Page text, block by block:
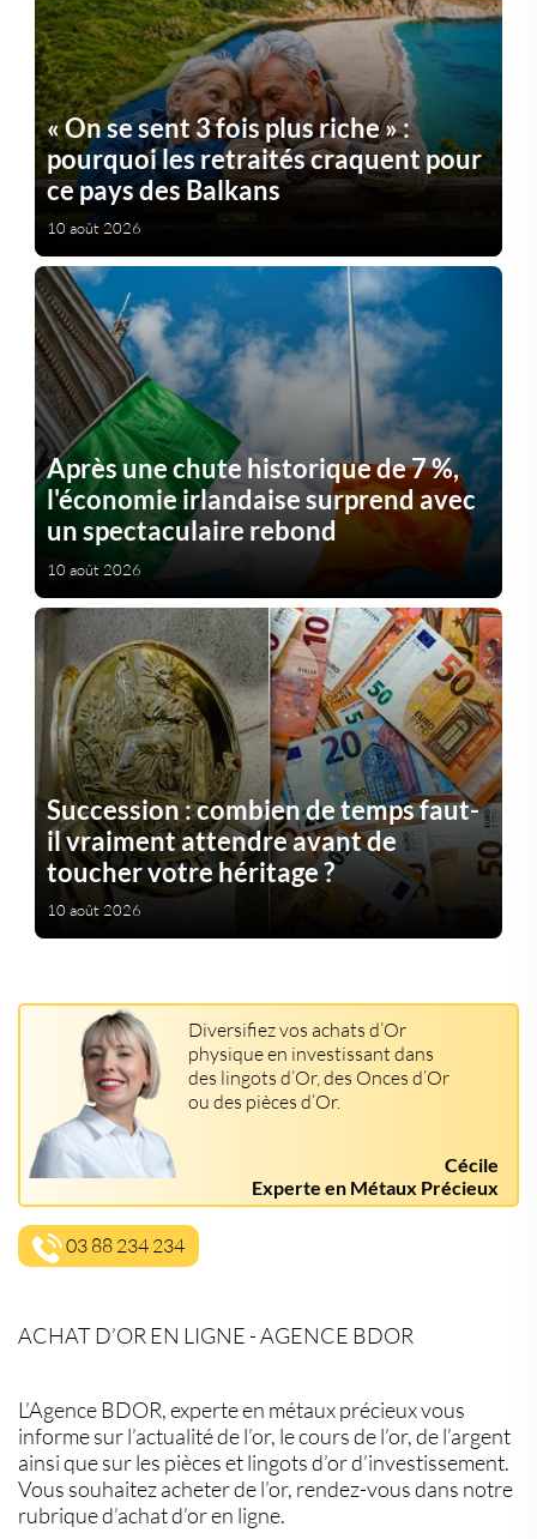
« On se sent 3 fois plus riche » :
pourquoi les retraités craquent pour
ce pays des Balkans
10 août 2026
Après une chute historique de 7 %,
l'économie irlandaise surprend avec
un spectaculaire rebond
10 août 2026
Succession : combien de temps faut-
il vraiment attendre avant de
toucher votre héritage ?
10 août 2026
Diversifiez vos achats d’Or
physique en investissant dans
des lingots d’Or, des Onces d’Or
ou des pièces d’Or.
Cécile
Experte en Métaux Précieux
03 88 234 234
ACHAT D’OR EN LIGNE - AGENCE BDOR
L’Agence BDOR, experte en métaux précieux vous
informe sur l’actualité de l’or, le cours de l’or, de l’argent
ainsi que sur les pièces et lingots d’or d’investissement.
Vous souhaitez acheter de l’or, rendez-vous dans notre
rubrique d’achat d’or en ligne.